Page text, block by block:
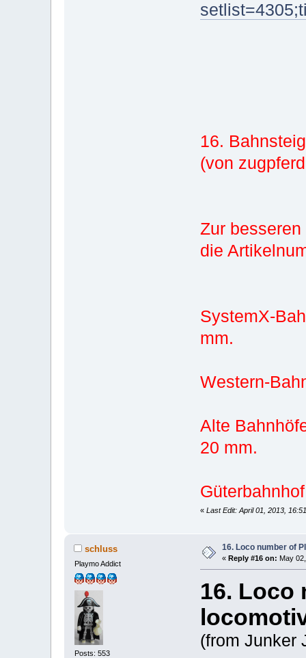
16.
(von
Zur
die
SystemX-
mm.
Western-
Alte
20 mm.
«Last Edit: April 01, 2013,
schluss
Playmo Addict
Posts: 553
16. Loco number of
« Reply #16 on: May
16. Loco
(from Junker